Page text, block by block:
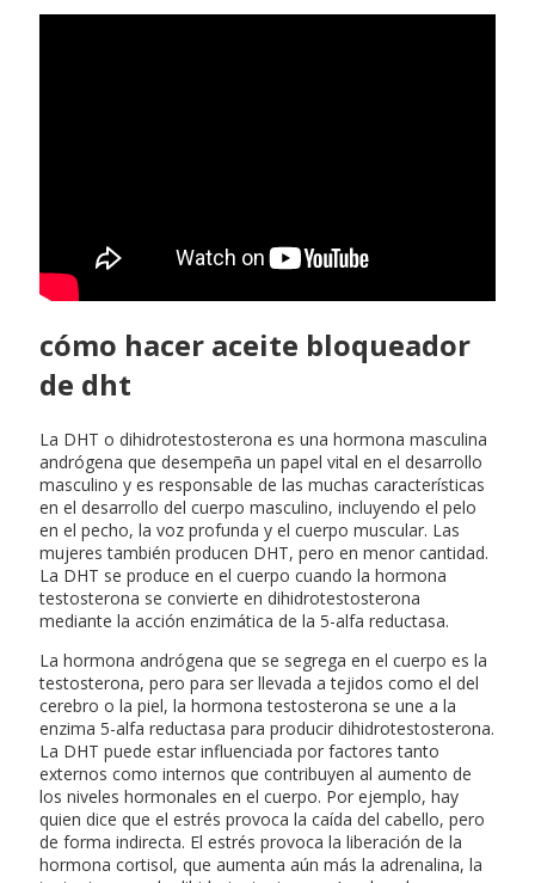
cómo hacer aceite bloqueador
de dht
La DHT o dihidrotestosterona es una hormona masculina
andrógena que desempeña un papel vital en el desarrollo
masculino y es responsable de las muchas características
en el desarrollo del cuerpo masculino, incluyendo el pelo
en el pecho, la voz profunda y el cuerpo muscular. Las
mujeres también producen DHT, pero en menor cantidad.
La DHT se produce en el cuerpo cuando la hormona
testosterona se convierte en dihidrotestosterona
mediante la acción enzimática de la 5-alfa reductasa.
La hormona andrógena que se segrega en el cuerpo es la
testosterona, pero para ser llevada a tejidos como el del
cerebro o la piel, la hormona testosterona se une a la
enzima 5-alfa reductasa para producir dihidrotestosterona.
La DHT puede estar influenciada por factores tanto
externos como internos que contribuyen al aumento de
los niveles hormonales en el cuerpo. Por ejemplo, hay
quien dice que el estrés provoca la caída del cabello, pero
de forma indirecta. El estrés provoca la liberación de la
hormona cortisol, que aumenta aún más la adrenalina, la